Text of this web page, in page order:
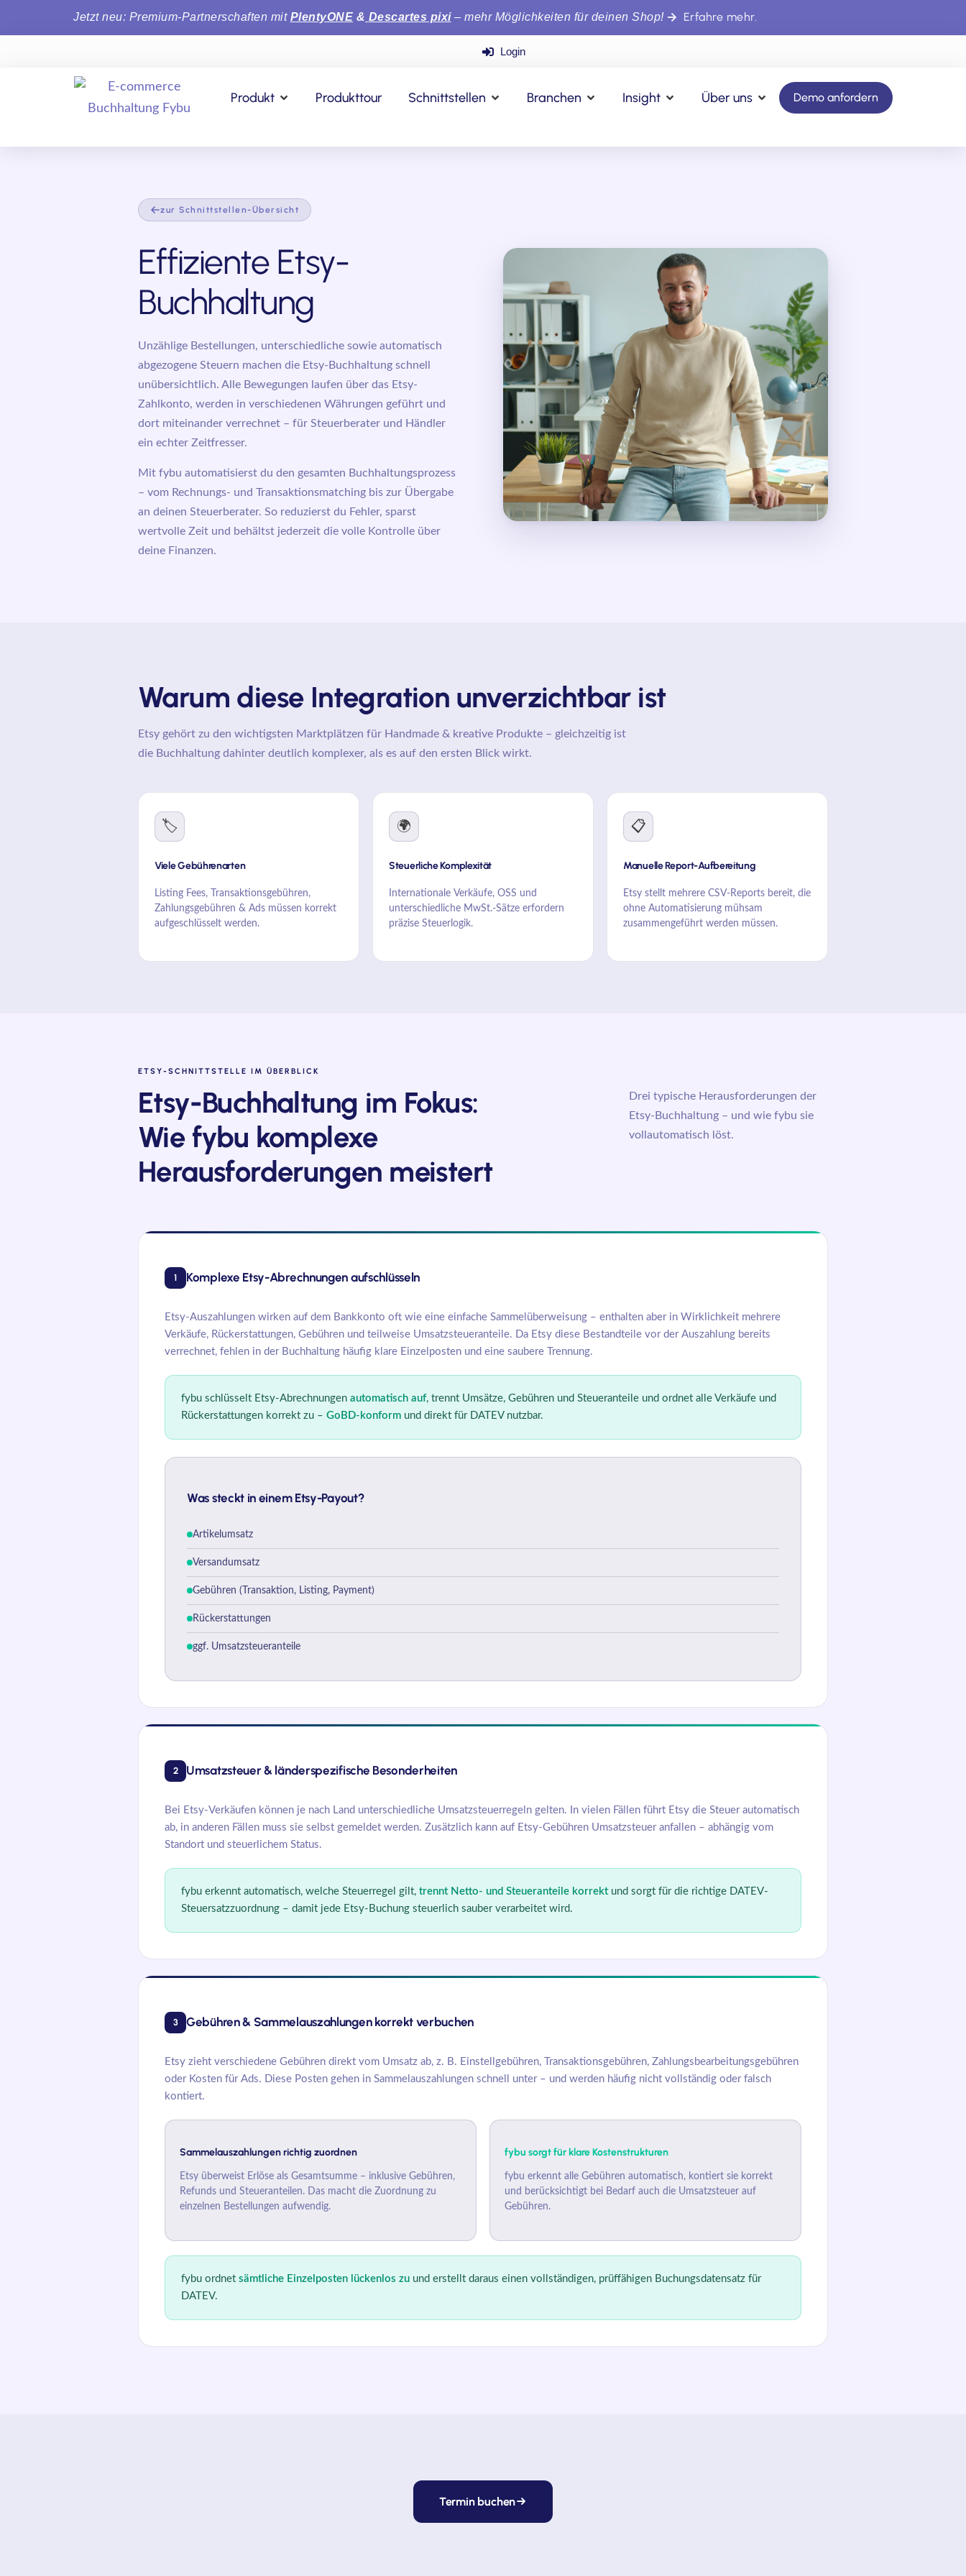
Jetzt neu: Premium-Partnerschaften mit PlentyONE & Descartes pixi– mehr Möglichkeiten für deinen Shop! Erfahre mehr.
Login
Produkt Produkttour Schnittstellen Branchen Insight Über uns Demo anfordern
zur Schnittstellen-Übersicht
Effiziente Etsy-
Buchhaltung
Unzählige Bestellungen, unterschiedliche sowie automatisch
abgezogene Steuern machen die Etsy-Buchhaltung schnell
unübersichtlich. Alle Bewegungen laufen über das Etsy-
Zahlkonto, werden in verschiedenen Währungen geführt und
dort miteinander verrechnet – für Steuerberater und Händler
ein echter Zeitfresser.
Mit fybu automatisierst du den gesamten Buchhaltungsprozess
– vom Rechnungs- und Transaktionsmatching bis zur Übergabe
an deinen Steuerberater. So reduzierst du Fehler, sparst
wertvolle Zeit und behältst jederzeit die volle Kontrolle über
deine Finanzen.
Warum diese Integration unverzichtbar ist
Etsy gehört zu den wichtigsten Marktplätzen für Handmade & kreative Produkte – gleichzeitig ist
die Buchhaltung dahinter deutlich komplexer, als es auf den ersten Blick wirkt.
🏷️
Viele Gebührenarten
Listing Fees, Transaktionsgebühren,
Zahlungsgebühren & Ads müssen korrekt
aufgeschlüsselt werden.
🌍
Steuerliche Komplexität
Internationale Verkäufe, OSS und
unterschiedliche MwSt.-Sätze erfordern
präzise Steuerlogik.
📋
Manuelle Report-Aufbereitung
Etsy stellt mehrere CSV-Reports bereit, die
ohne Automatisierung mühsam
zusammengeführt werden müssen.
ETSY-SCHNITTSTELLE IM ÜBERBLICK
Etsy-Buchhaltung im Fokus:
Wie fybu komplexe
Herausforderungen meistert
Drei typische Herausforderungen der
Etsy-Buchhaltung – und wie fybu sie
vollautomatisch löst.
1 Komplexe Etsy-Abrechnungen aufschlüsseln
Etsy-Auszahlungen wirken auf dem Bankkonto oft wie eine einfache Sammelüberweisung – enthalten aber in Wirklichkeit mehrere
Verkäufe, Rückerstattungen, Gebühren und teilweise Umsatzsteueranteile. Da Etsy diese Bestandteile vor der Auszahlung bereits
verrechnet, fehlen in der Buchhaltung häufig klare Einzelposten und eine saubere Trennung.
fybu schlüsselt Etsy-Abrechnungen automatisch auf, trennt Umsätze, Gebühren und Steueranteile und ordnet alle Verkäufe und
Rückerstattungen korrekt zu – GoBD-konform und direkt für DATEV nutzbar.
Was steckt in einem Etsy-Payout?
Artikelumsatz
Versandumsatz
Gebühren (Transaktion, Listing, Payment)
Rückerstattungen
ggf. Umsatzsteueranteile
2 Umsatzsteuer & länderspezifische Besonderheiten
Bei Etsy-Verkäufen können je nach Land unterschiedliche Umsatzsteuerregeln gelten. In vielen Fällen führt Etsy die Steuer automatisch
ab, in anderen Fällen muss sie selbst gemeldet werden. Zusätzlich kann auf Etsy-Gebühren Umsatzsteuer anfallen – abhängig vom
Standort und steuerlichem Status.
fybu erkennt automatisch, welche Steuerregel gilt, trennt Netto- und Steueranteile korrektund sorgt für die richtige DATEV-
Steuersatzzuordnung – damit jede Etsy-Buchung steuerlich sauber verarbeitet wird.
3 Gebühren & Sammelauszahlungen korrekt verbuchen
Etsy zieht verschiedene Gebühren direkt vom Umsatz ab, z. B. Einstellgebühren, Transaktionsgebühren, Zahlungsbearbeitungsgebühren
oder Kosten für Ads. Diese Posten gehen in Sammelauszahlungen schnell unter – und werden häufig nicht vollständig oder falsch
kontiert.
Sammelauszahlungen richtig zuordnen
Etsy überweist Erlöse als Gesamtsumme – inklusive Gebühren,
Refunds und Steueranteilen. Das macht die Zuordnung zu
einzelnen Bestellungen aufwendig.
fybu sorgt für klare Kostenstrukturen
fybu erkennt alle Gebühren automatisch, kontiert sie korrekt
und berücksichtigt bei Bedarf auch die Umsatzsteuer auf
Gebühren.
fybu ordnet sämtliche Einzelposten lückenlos zu und erstellt daraus einen vollständigen, prüffähigen Buchungsdatensatz für
DATEV.
Termin buchen